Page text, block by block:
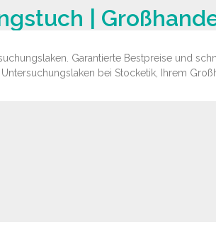
|
Garantierte Bestpreise und
bei Stocketik, Ihrem